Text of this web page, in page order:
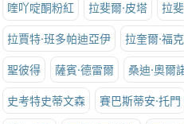
喹吖啶酮粉紅 拉斐爾·皮塔 拉
拉賈特·班多帕迪亞伊 拉奎爾·福克
聖彼得 薩賓·德雷爾 桑迪·奧爾
史考特史蒂文森 賽巴斯蒂安·托門